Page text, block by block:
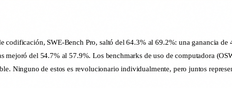
SWE-Bench Pro, saltó del 64.3% al 69.2%: una ganancia de
del 54.7% al 57.9%. Los benchmarks de uso de computadora
Ninguno de estos es revolucionario individualmente, pero juntos